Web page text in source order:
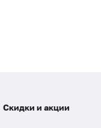
Скидки и акции